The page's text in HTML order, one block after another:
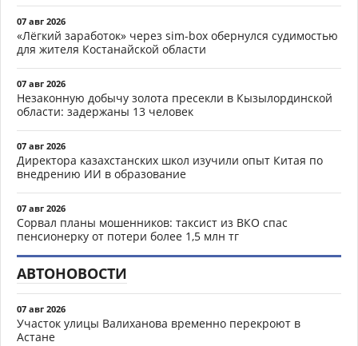
07 авг 2026
«Лёгкий заработок» через sim-box обернулся судимостью
для жителя Костанайской области
07 авг 2026
Незаконную добычу золота пресекли в Кызылординской
области: задержаны 13 человек
07 авг 2026
Директора казахстанских школ изучили опыт Китая по
внедрению ИИ в образование
07 авг 2026
Сорвал планы мошенников: таксист из ВКО спас
пенсионерку от потери более 1,5 млн тг
АВТОНОВОСТИ
07 авг 2026
Участок улицы Валиханова временно перекроют в
Астане